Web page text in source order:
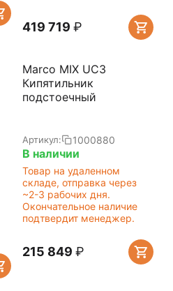
419 719 ₽
Marco MIX UC3
Кипятильник
подстоечный
Артикул: 1000880
В наличии
Товар на удаленном
складе, отправка через
~2-3 рабочих дня.
Окончательное наличие
подтвердит менеджер.
215 849 ₽